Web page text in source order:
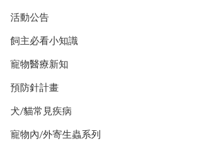
活動公告
飼主必看小知識
寵物醫療新知
預防針計畫
犬/貓常見疾病
寵物內/外寄生蟲系列